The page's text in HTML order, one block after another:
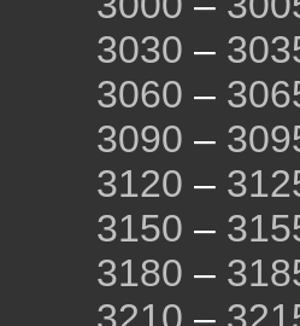
3030 –
3060 –
3090 –
3120 –
3150 –
3180 –